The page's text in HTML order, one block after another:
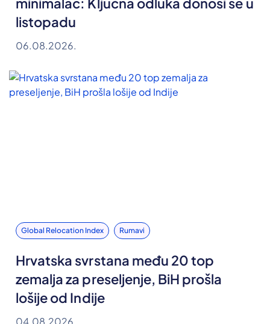
listopadu
06.08.2026.
Global Relocation Index Rumavi
Hrvatska svrstana među 20 top
zemalja za preseljenje, BiH prošla
lošije od Indije
04.08.2026.